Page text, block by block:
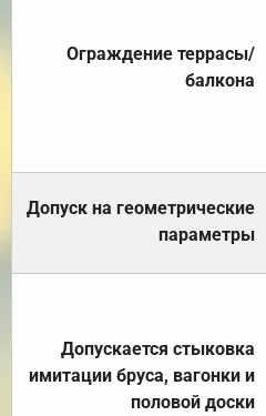
Ограждение террасы/
балкона
Допуск на геометрические
параметры
Допускается стыковка
имитации бруса, вагонки и
половой доски